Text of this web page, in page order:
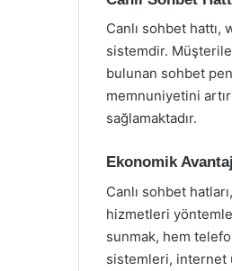
Canlı sohbet
sistemdir.
bulunan sohbet
memnuniyetini
sağlamaktadır.
Ekonomik
Canlı sohbet
hizmetleri
sunmak, hem
sistemleri, internet